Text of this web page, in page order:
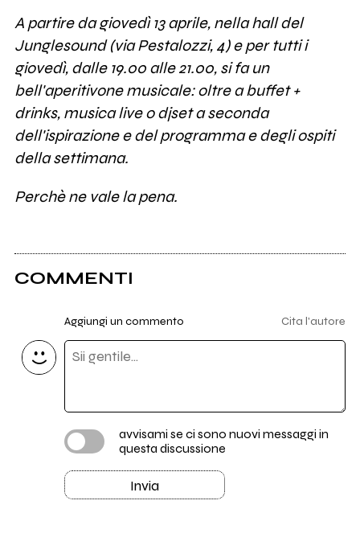
A partire da giovedì 13 aprile, nella hall del
Junglesound (via Pestalozzi, 4) e per tutti i
giovedì, dalle 19.00 alle 21.00, si fa un
bell'aperitivone musicale: oltre a buffet +
drinks, musica live o djset a seconda
dell'ispirazione e del programma e degli ospiti
della settimana.
Perchè ne vale la pena.
COMMENTI
Aggiungi un commento Cita l'autore
avvisami se ci sono nuovi messaggi in
questa discussione
Invia